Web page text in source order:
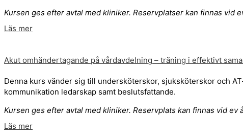
Kursen ges efter avtal med kliniker. Reservplatser kan finnas vid
Läs mer
Akut omhändertagande på vårdavdelning – träning i effektivt
Denna kurs vänder sig till undersköterskor, sjuksköterskor och
kommunikation ledarskap samt beslutsfattande.
Kursen ges efter avtal med kliniker. Reservplats kan finnas vid
Läs mer